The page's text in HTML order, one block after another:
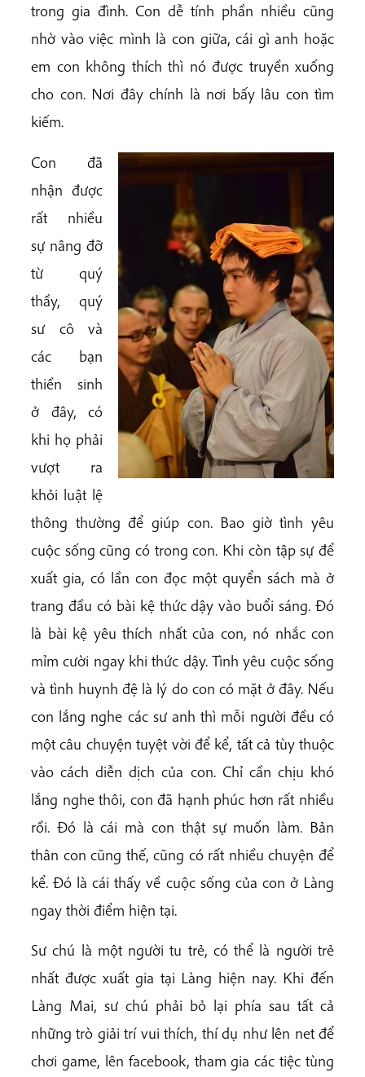
trong gia đình. Con dễ tính phần nhiều cũng
nhờ vào việc mình là con giữa, cái gì anh hoặc
em con không thích thì nó được truyền xuống
cho con. Nơi đây chính là nơi bấy lâu con tìm
kiếm.
Con đã
nhận được
rất nhiều
sự nâng đỡ
từ quý
thầy, quý
sư cô và
các bạn
thiền sinh
ở đây, có
khi họ phải
vượt ra
khỏi luật lệ
thông thường để giúp con. Bao giờ tình yêu
cuộc sống cũng có trong con. Khi còn tập sự để
xuất gia, có lần con đọc một quyển sách mà ở
trang đầu có bài kệ thức dậy vào buổi sáng. Đó
là bài kệ yêu thích nhất của con, nó nhắc con
mỉm cười ngay khi thức dậy. Tình yêu cuộc sống
và tình huynh đệ là lý do con có mặt ở đây. Nếu
con lắng nghe các sư anh thì mỗi người đều có
một câu chuyện tuyệt vời để kể, tất cả tùy thuộc
vào cách diễn dịch của con. Chỉ cần chịu khó
lắng nghe thôi, con đã hạnh phúc hơn rất nhiều
rồi. Đó là cái mà con thật sự muốn làm. Bản
thân con cũng thế, cũng có rất nhiều chuyện để
kể. Đó là cái thấy về cuộc sống của con ở Làng
ngay thời điểm hiện tại.
Sư chú là một người tu trẻ, có thể là người trẻ
nhất được xuất gia tại Làng hiện nay. Khi đến
Làng Mai, sư chú phải bỏ lại phía sau tất cả
những trò giải trí vui thích, thí dụ như lên net để
chơi game, lên facebook, tham gia các tiệc tùng